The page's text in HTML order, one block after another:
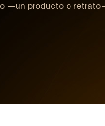
—un producto o